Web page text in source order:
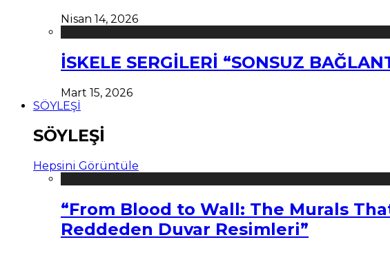
Nisan 14, 2026
İSKELE SERGİLERİ “SONSUZ
Mart 15, 2026
SÖYLEŞİ
SÖYLEŞİ
Hepsini Görüntüle
“From Blood to Wall: The Murals
Reddeden Duvar Resimleri”